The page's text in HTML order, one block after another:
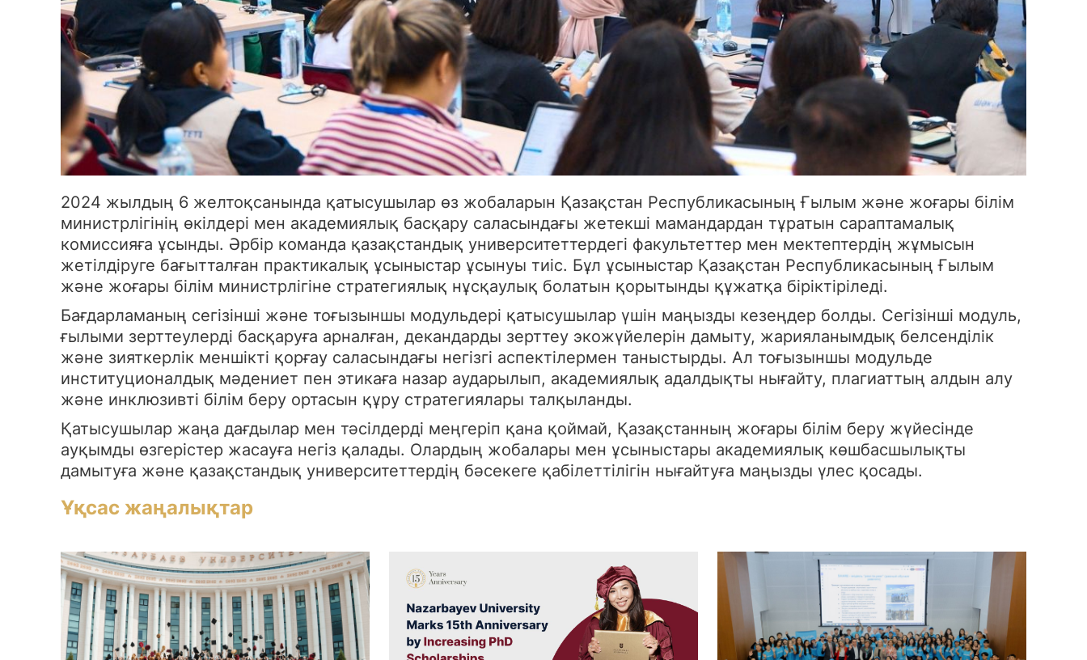
2024 жылдың 6 желтоқсанында қатысушылар өз жобаларын Қазақстан Республикасының Ғылым және жоғары білім
министрлігінің өкілдері мен академиялық басқару саласындағы жетекші мамандардан тұратын сараптамалық
комиссияға ұсынды. Әрбір команда қазақстандық университеттердегі факультеттер мен мектептердің жұмысын
жетілдіруге бағытталған практикалық ұсыныстар ұсынуы тиіс. Бұл ұсыныстар Қазақстан Республикасының Ғылым
және жоғары білім министрлігіне стратегиялық нұсқаулық болатын қорытынды құжатқа біріктіріледі.
Бағдарламаның сегізінші және тоғызыншы модульдері қатысушылар үшін маңызды кезеңдер болды. Сегізінші модуль,
ғылыми зерттеулерді басқаруға арналған, декандарды зерттеу экожүйелерін дамыту, жарияланымдық белсенділік
және зияткерлік меншікті қорғау саласындағы негізгі аспектілермен таныстырды. Ал тоғызыншы модульде
институционалдық мәдениет пен этикаға назар аударылып, академиялық адалдықты нығайту, плагиаттың алдын алу
және инклюзивті білім беру ортасын құру стратегиялары талқыланды.
Қатысушылар жаңа дағдылар мен тәсілдерді меңгеріп қана қоймай, Қазақстанның жоғары білім беру жүйесінде
ауқымды өзгерістер жасауға негіз қалады. Олардың жобалары мен ұсыныстары академиялық көшбасшылықты
дамытуға және қазақстандық университеттердің бәсекеге қабілеттілігін нығайтуға маңызды үлес қосады.
Ұқсас жаңалықтар